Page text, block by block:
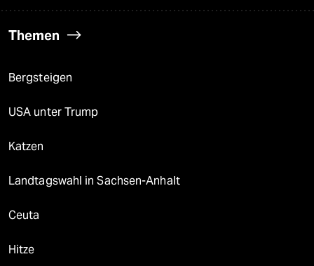
Themen
Bergsteigen
USA unter Trump
Katzen
Landtagswahl in Sachsen-Anhalt
Ceuta
Hitze